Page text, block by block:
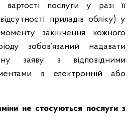
послуги у разі її
приладів обліку) у
закінчення кожного
зобов’язаний надавати
заяву з відповідними
в електронній або
не стосуються послуги з